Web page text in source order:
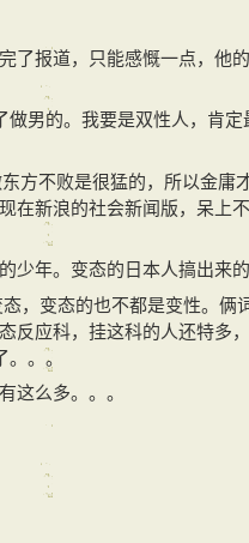
了报道，只能感慨一点，他
做男的。我要是双性人，肯定
方不败是很猛的，所以金庸
在新浪的社会新闻版，呆上
少年。变态的日本人搞出来的
，变态的也不都是变性。俩
反应科，挂这科的人还特多
。。
这么多。。。